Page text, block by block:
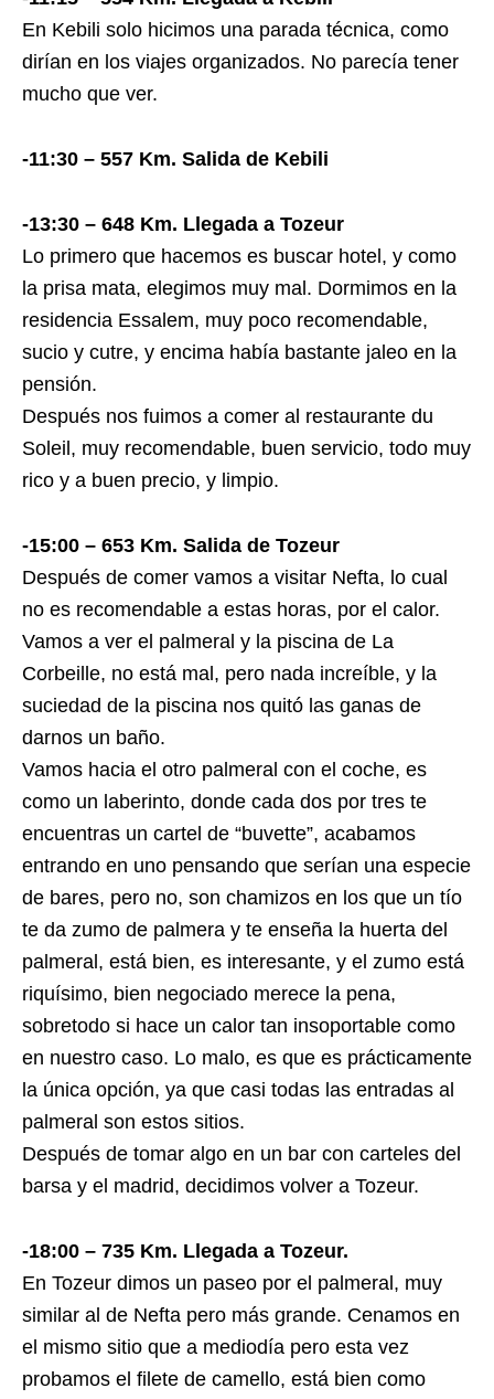
En Kebili solo hicimos una parada técnica, como
dirían en los viajes organizados. No parecía tener
mucho que ver.
-11:30 – 557 Km. Salida de Kebili
-13:30 – 648 Km. Llegada a Tozeur
Lo primero que hacemos es buscar hotel, y como
la prisa mata, elegimos muy mal. Dormimos en la
residencia Essalem, muy poco recomendable,
sucio y cutre, y encima había bastante jaleo en la
pensión.
Después nos fuimos a comer al restaurante du
Soleil, muy recomendable, buen servicio, todo muy
rico y a buen precio, y limpio.
-15:00 – 653 Km. Salida de Tozeur
Después de comer vamos a visitar Nefta, lo cual
no es recomendable a estas horas, por el calor.
Vamos a ver el palmeral y la piscina de La
Corbeille, no está mal, pero nada increíble, y la
suciedad de la piscina nos quitó las ganas de
darnos un baño.
Vamos hacia el otro palmeral con el coche, es
como un laberinto, donde cada dos por tres te
encuentras un cartel de “buvette”, acabamos
entrando en uno pensando que serían una especie
de bares, pero no, son chamizos en los que un tío
te da zumo de palmera y te enseña la huerta del
palmeral, está bien, es interesante, y el zumo está
riquísimo, bien negociado merece la pena,
sobretodo si hace un calor tan insoportable como
en nuestro caso. Lo malo, es que es prácticamente
la única opción, ya que casi todas las entradas al
palmeral son estos sitios.
Después de tomar algo en un bar con carteles del
barsa y el madrid, decidimos volver a Tozeur.
-18:00 – 735 Km. Llegada a Tozeur.
En Tozeur dimos un paseo por el palmeral, muy
similar al de Nefta pero más grande. Cenamos en
el mismo sitio que a mediodía pero esta vez
probamos el filete de camello, está bien como